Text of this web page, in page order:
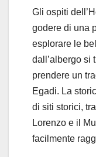
Gli ospiti
godere di una
esplorare le
dall’albergo si
prendere un
Egadi. La
di siti storici,
Lorenzo e il
facilmente